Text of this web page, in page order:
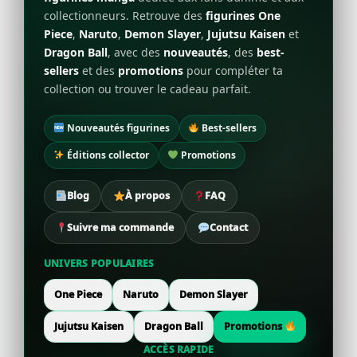
collectionneurs. Retrouve des figurines One
Piece, Naruto, Demon Slayer, Jujutsu Kaisen et
Dragon Ball, avec des nouveautés, des best-
sellers et des promotions pour compléter ta
collection ou trouver le cadeau parfait.
Nouveautés figurines
Best-sellers
Éditions collector
Promotions
Blog À propos FAQ
Suivre ma commande Contact
UNIVERS POPULAIRES
One Piece Naruto Demon Slayer
Jujutsu Kaisen Dragon Ball
Promotions
ACCÈS RAPIDE